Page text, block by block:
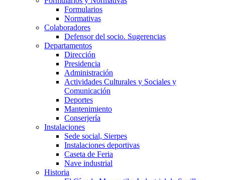
Formularios
Normativas
Colaboradores
Defensor del socio. Sugerencias
Departamentos
Dirección
Presidencia
Administración
Actividades Culturales y Sociales y
Comunicación
Deportes
Mantenimiento
Conserjería
Instalaciones
Sede social, Sierpes
Instalaciones deportivas
Caseta de Feria
Nave industrial
Historia